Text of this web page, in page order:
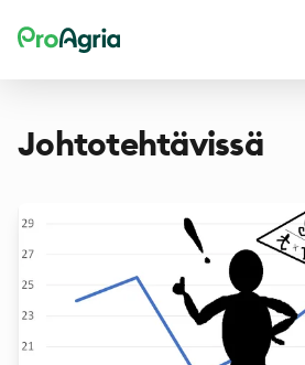
ProAgria
Johtotehtävissä